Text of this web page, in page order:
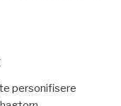
personifisere